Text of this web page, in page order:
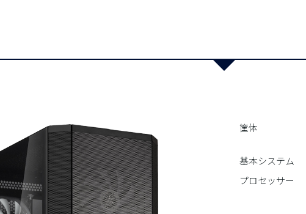
筐体
基本システム
プロセッサー